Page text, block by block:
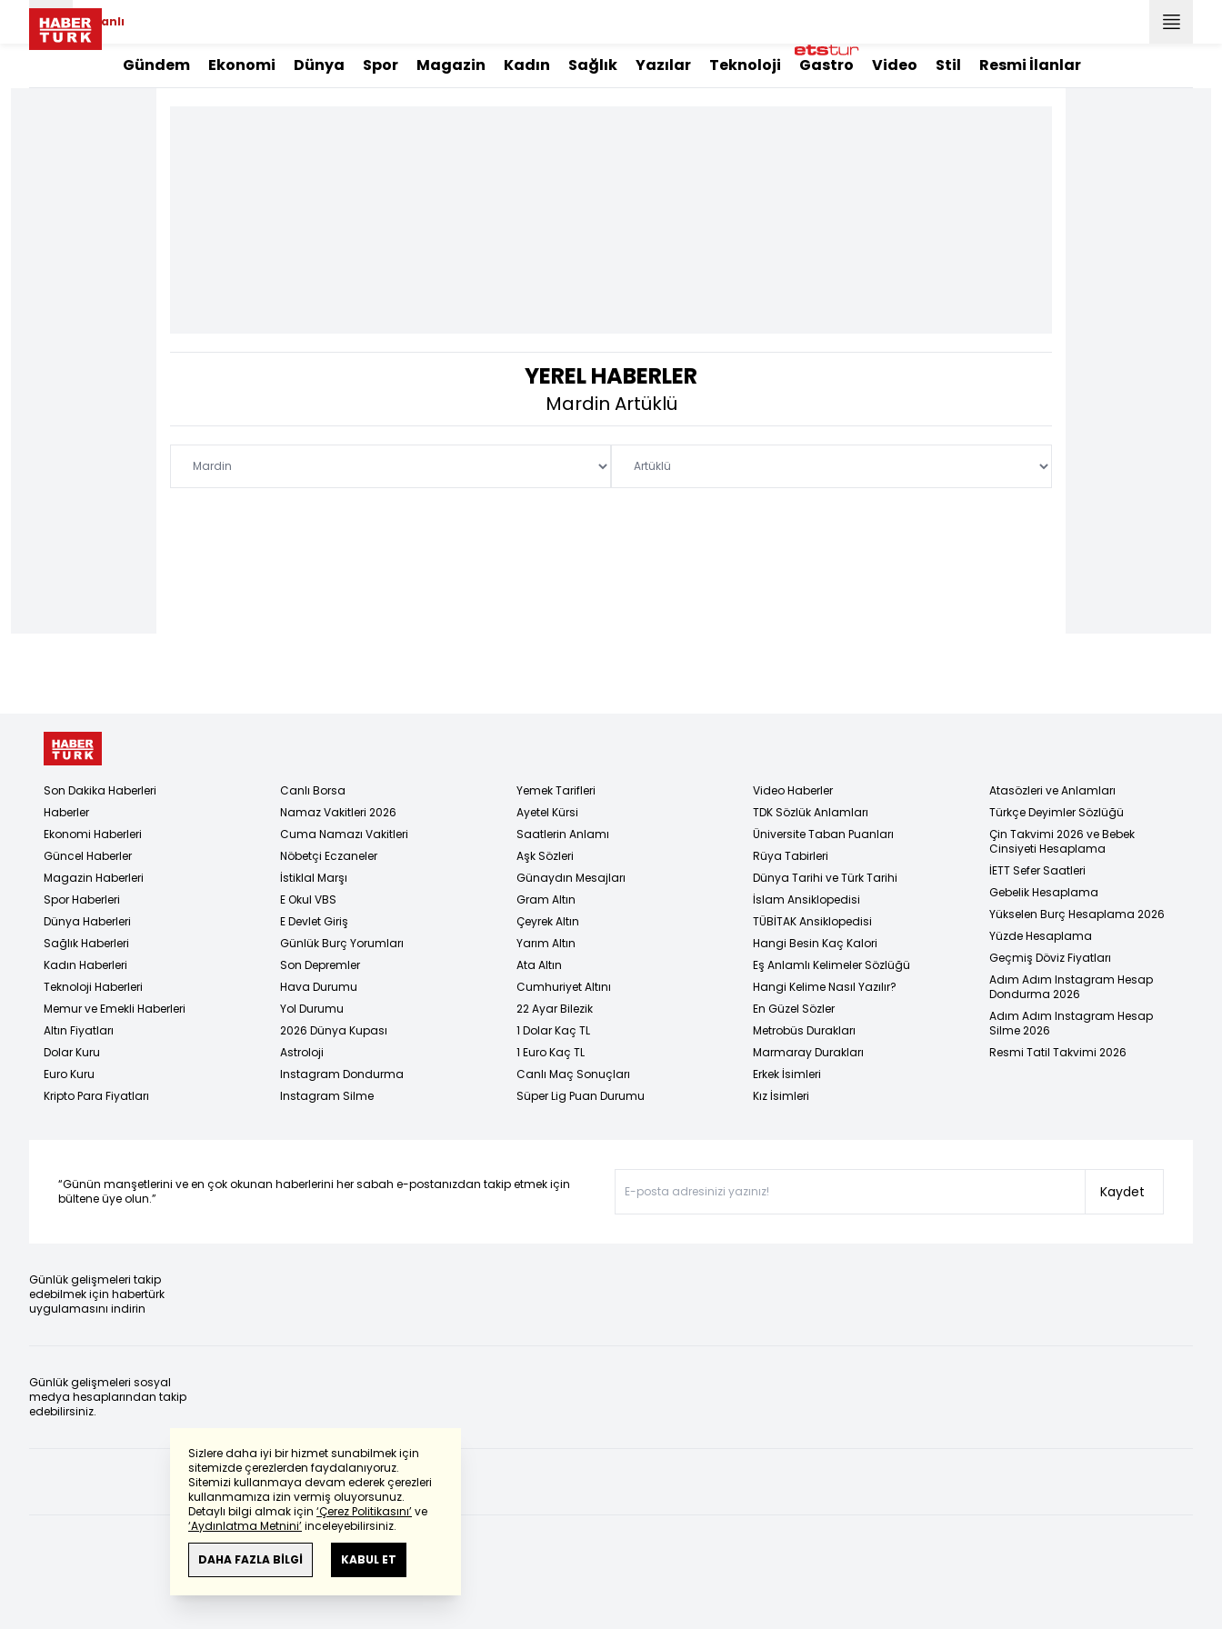
Canlı
Gündem Ekonomi Dünya Spor Magazin Kadın Sağlık Yazılar Teknoloji Gastro Video Stil Resmi İlanlar
YEREL HABERLER
Mardin Artüklü
Sizlere daha iyi bir hizmet sunabilmek için
sitemizde çerezlerden faydalanıyoruz.
Sitemizi kullanmaya devam ederek çerezleri
kullanmamıza izin vermiş oluyorsunuz.
Detaylı bilgi almak için ‘Çerez Politikasını’ve
‘Aydınlatma Metnini’inceleyebilirsiniz.
DAHA FAZLA BİLGİ KABUL ET
Son Dakika Haberleri
Haberler
Ekonomi Haberleri
Güncel Haberler
Magazin Haberleri
Spor Haberleri
Dünya Haberleri
Sağlık Haberleri
Kadın Haberleri
Teknoloji Haberleri
Memur ve Emekli Haberleri
Altın Fiyatları
Dolar Kuru
Euro Kuru
Kripto Para Fiyatları
Canlı Borsa
Namaz Vakitleri 2026
Cuma Namazı Vakitleri
Nöbetçi Eczaneler
İstiklal Marşı
E Okul VBS
E Devlet Giriş
Günlük Burç Yorumları
Son Depremler
Hava Durumu
Yol Durumu
2026 Dünya Kupası
Astroloji
Instagram Dondurma
Instagram Silme
Yemek Tarifleri
Ayetel Kürsi
Saatlerin Anlamı
Aşk Sözleri
Günaydın Mesajları
Gram Altın
Çeyrek Altın
Yarım Altın
Ata Altın
Cumhuriyet Altını
22 Ayar Bilezik
1 Dolar Kaç TL
1 Euro Kaç TL
Canlı Maç Sonuçları
Süper Lig Puan Durumu
Video Haberler
TDK Sözlük Anlamları
Üniversite Taban Puanları
Rüya Tabirleri
Dünya Tarihi ve Türk Tarihi
İslam Ansiklopedisi
TÜBİTAK Ansiklopedisi
Hangi Besin Kaç Kalori
Eş Anlamlı Kelimeler Sözlüğü
Hangi Kelime Nasıl Yazılır?
En Güzel Sözler
Metrobüs Durakları
Marmaray Durakları
Erkek İsimleri
Kız İsimleri
Atasözleri ve Anlamları
Türkçe Deyimler Sözlüğü
Çin Takvimi 2026 ve Bebek
Cinsiyeti Hesaplama
İETT Sefer Saatleri
Gebelik Hesaplama
Yükselen Burç Hesaplama 2026
Yüzde Hesaplama
Geçmiş Döviz Fiyatları
Adım Adım Instagram Hesap
Dondurma 2026
Adım Adım Instagram Hesap
Silme 2026
Resmi Tatil Takvimi 2026
“Günün manşetlerini ve en çok okunan haberlerini her sabah e-postanızdan takip etmek için
bültene üye olun.”
Kaydet
Günlük gelişmeleri takip
edebilmek için habertürk
uygulamasını indirin
Günlük gelişmeleri sosyal
medya hesaplarından takip
edebilirsiniz.